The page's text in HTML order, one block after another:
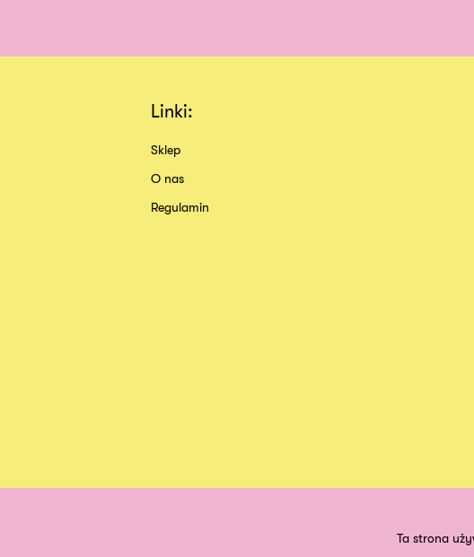
Linki:
Sklep
O nas
Regulamin
Ta strona